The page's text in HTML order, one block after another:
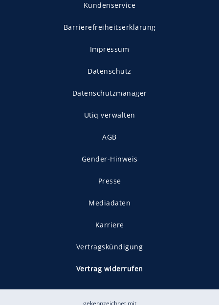
Kundenservice
Barrierefreiheitserklärung
Impressum
Datenschutz
Datenschutzmanager
Utiq verwalten
AGB
Gender-Hinweis
Presse
Mediadaten
Karriere
Vertragskündigung
Vertrag widerrufen